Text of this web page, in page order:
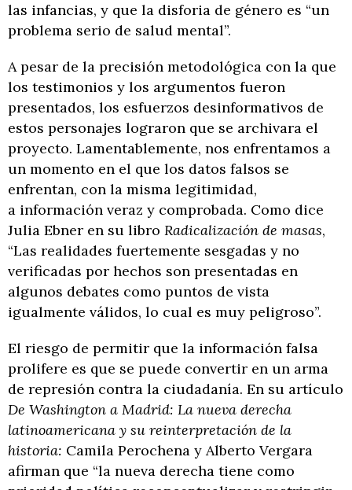
las infancias, y que la disforia de género es “un
problema serio de salud mental”.
A pesar de la precisión metodológica con la que
los testimonios y los argumentos fueron
presentados, los esfuerzos desinformativos de
estos personajes lograron que se archivara el
proyecto. Lamentablemente, nos enfrentamos a
un momento en el que los datos falsos se
enfrentan, con la misma legitimidad,
a información veraz y comprobada. Como dice
Julia Ebner en su libro Radicalización de masas,
“Las realidades fuertemente sesgadas y no
verificadas por hechos son presentadas en
algunos debates como puntos de vista
igualmente válidos, lo cual es muy peligroso”.
El riesgo de permitir que la información falsa
prolifere es que se puede convertir en un arma
de represión contra la ciudadanía. En su artículo
De Washington a Madrid: La nueva derecha
latinoamericana y su reinterpretación de la
historia: Camila Perochena y Alberto Vergara
afirman que “la nueva derecha tiene como